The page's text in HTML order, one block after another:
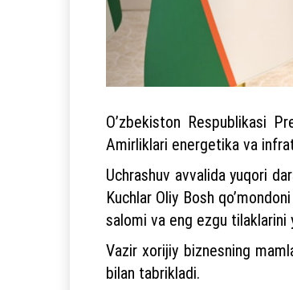
Oʼzbekiston Respublikasi
Аmirliklari energetika va
Uchrashuv avvalida yuqori
Kuchlar Oliy Bosh
salomi va eng ezgu tilaklarini
Vazir xorijiy biznesning
bilan tabrikladi.